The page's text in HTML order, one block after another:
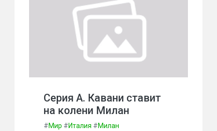
Серия А. Кавани ставит
на колени Милан
#Мир #Италия #Милан